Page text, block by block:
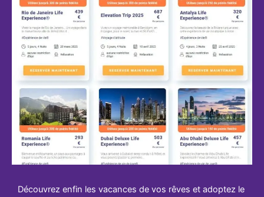
Découvrez enfin les vacances de vos rêves et adoptez le